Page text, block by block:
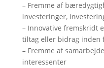
– Fremme af
investeringer,
– Innovative fremskridt
tiltag eller bidrag inden
– Fremme af
interessenter